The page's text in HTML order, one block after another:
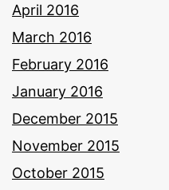
April 2016
March 2016
February 2016
January 2016
December 2015
November 2015
October 2015